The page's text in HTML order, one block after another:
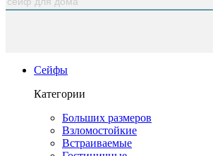
Сейфы
Категории
Больших размеров
Взломостойкие
Встраиваемые